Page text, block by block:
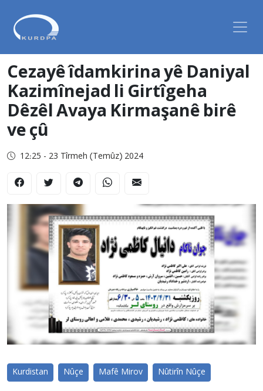
Cezayê îdamkirina yê Daniyal
Kazimînejad li Girtîgeha
Dêzêl Avaya Kirmaşanê birê
ve çû
12:25 - 23 Tîrmeh (Temûz) 2024
Kurdistan Nûçe Mafê Mirov Nûtirîn Nûçe